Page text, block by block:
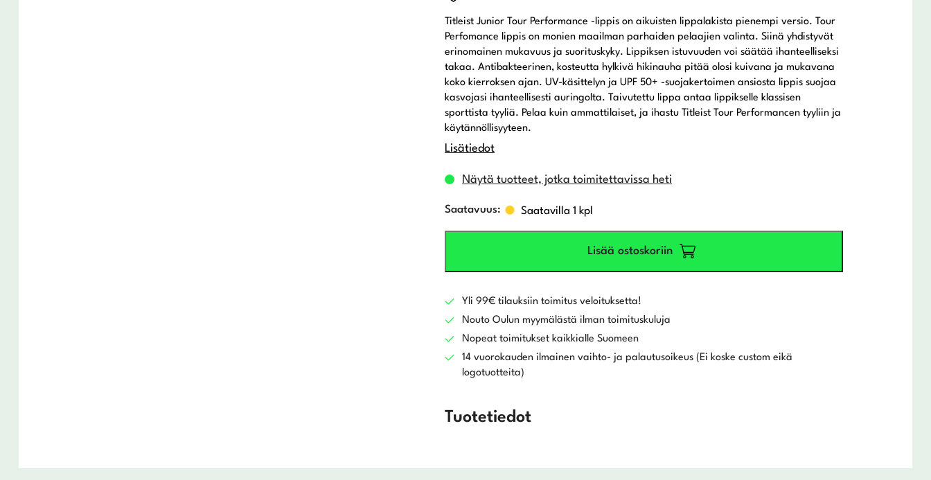
Titleist Junior Tour Performance -lippis on aikuisten lippalakista pienempi versio. Tour
Perfomance lippis on monien maailman parhaiden pelaajien valinta. Siinä yhdistyvät
erinomainen mukavuus ja suorituskyky. Lippiksen istuvuuden voi säätää ihanteelliseksi
takaa. Antibakteerinen, kosteutta hylkivä hikinauha pitää olosi kuivana ja mukavana
koko kierroksen ajan. UV-käsittelyn ja UPF 50+ -suojakertoimen ansiosta lippis suojaa
kasvojasi ihanteellisesti auringolta. Taivutettu lippa antaa lippikselle klassisen
sporttista tyyliä. Pelaa kuin ammattilaiset, ja ihastu Titleist Tour Performancen tyyliin ja
käytännöllisyyteen.
Lisätiedot
Näytä tuotteet, jotka toimitettavissa heti
Saatavilla 1 kpl
Lisää ostoskoriin
Yli 99€ tilauksiin toimitus veloituksetta!
Nouto Oulun myymälästä ilman toimituskuluja
Nopeat toimitukset kaikkialle Suomeen
14 vuorokauden ilmainen vaihto- ja palautusoikeus (Ei koske custom eikä
logotuotteita)
Tuotetiedot